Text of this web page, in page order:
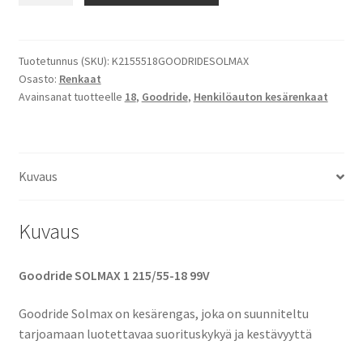
SOLMAX
1
määrä
Tuotetunnus (SKU): K2155518GOODRIDESOLMAX
Osasto: Renkaat
Avainsanat tuotteelle 18, Goodride, Henkilöauton kesärenkaat
Kuvaus
Kuvaus
Goodride SOLMAX 1 215/55-18 99V
Goodride Solmax on kesärengas, joka on suunniteltu
tarjoamaan luotettavaa suorituskykyä ja kestävyyttä